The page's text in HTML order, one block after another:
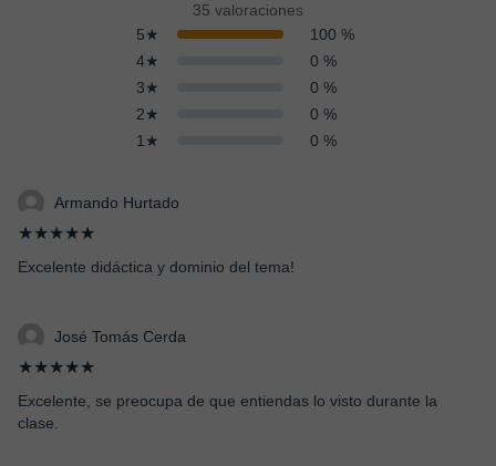
35 valoraciones
5★
100 %
4★
0 %
3★
0 %
2★
0 %
1★
0 %
Armando Hurtado
★★★★★
Excelente didáctica y dominio del tema!
José Tomás Cerda
★★★★★
Excelente, se preocupa de que entiendas lo visto durante la
clase.